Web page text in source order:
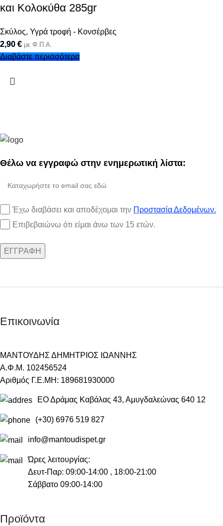
και Κολοκύθα 285gr
Σκύλος, Υγρά τροφή - Κονσέρβες
2,90 € με Φ.Π.Α.
Διαβάστε περισσότερα
Θέλω να εγγραφώ στην ενημερωτική λίστα:
Έχω διαβάσει και αποδέχομαι την Προστασία Δεδομένων.
Επιβεβαιώνω ότι είμαι άνω των 15 ετών.
Επικοινωνία
ΜΑΝΤΟΥΔΗΣ ΔΗΜΗΤΡΙΟΣ ΙΩΑΝΝΗΣ
Α.Φ.Μ. 102456524
Αριθμός Γ.Ε.ΜΗ: 189681930000
ΕΟ Δράμας Καβάλας 43, Αμυγδαλεώνας 640 12
(+30) 6976 519 827
info@mantoudispet.gr
Ώρες λειτουργίας:
Δευτ-Παρ: 09:00-14:00 , 18:00-21:00
Σάββατο 09:00-14:00
Προϊόντα